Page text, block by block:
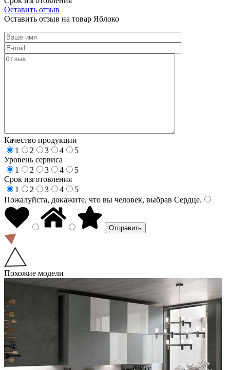
Оставить отзыв
Оставить отзыв на товар Яблоко
Качество продукции
1
2 3 4
5
Уровень сервиса
1
2 3 4
5
Срок изготовления
1
2 3 4
5
Пожалуйста, докажите, что вы человек, выбрав Сердце.
Похожие модели